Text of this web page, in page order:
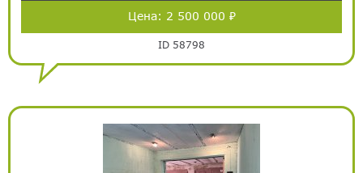
Цена: 2 500 000 ₽
ID 58798